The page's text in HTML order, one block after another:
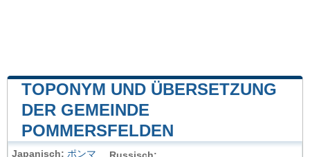
TOPONYM UND ÜBERSETZUNG
DER GEMEINDE
POMMERSFELDEN
Japanisch: ポンマ